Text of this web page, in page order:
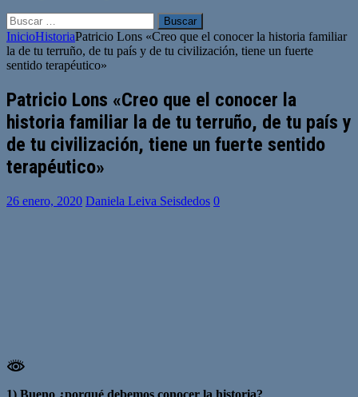
Buscar:
InicioHistoriaPatricio Lons «Creo que el conocer la historia familiar
la de tu terruño, de tu país y de tu civilización, tiene un fuerte
sentido terapéutico»
Patricio Lons «Creo que el conocer la
historia familiar la de tu terruño, de tu país y
de tu civilización, tiene un fuerte sentido
terapéutico»
26 enero, 2020 Daniela Leiva Seisdedos 0
1) Bueno ¿porqué debemos conocer la historia?